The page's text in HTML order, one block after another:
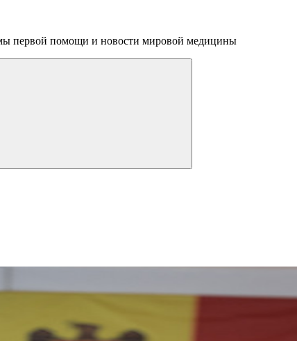
первой помощи и новости мировой медицины